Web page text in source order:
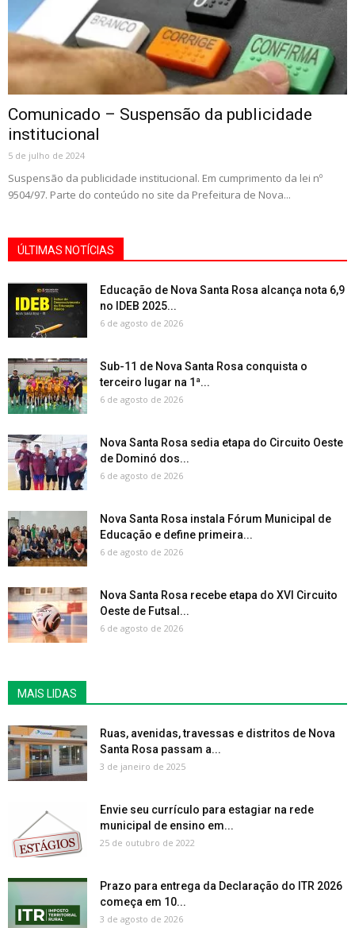
Comunicado – Suspensão da publicidade
institucional
5 de julho de 2024
Suspensão da publicidade institucional. Em cumprimento da lei nº
9504/97. Parte do conteúdo no site da Prefeitura de Nova...
ÚLTIMAS NOTÍCIAS
Educação de Nova Santa Rosa alcança nota 6,9
no IDEB 2025...
6 de agosto de 2026
Sub-11 de Nova Santa Rosa conquista o
terceiro lugar na 1ª...
6 de agosto de 2026
Nova Santa Rosa sedia etapa do Circuito Oeste
de Dominó dos...
6 de agosto de 2026
Nova Santa Rosa instala Fórum Municipal de
Educação e define primeira...
6 de agosto de 2026
Nova Santa Rosa recebe etapa do XVI Circuito
Oeste de Futsal...
6 de agosto de 2026
MAIS LIDAS
Ruas, avenidas, travessas e distritos de Nova
Santa Rosa passam a...
3 de janeiro de 2025
Envie seu currículo para estagiar na rede
municipal de ensino em...
25 de outubro de 2022
Prazo para entrega da Declaração do ITR 2026
começa em 10...
3 de agosto de 2026